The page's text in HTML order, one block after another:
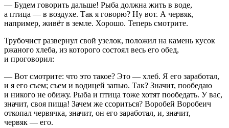
— Будем говорить дальше! Рыба должна жить в воде,
а птица — в воздухе. Так я говорю? Ну вот. А червяк,
например, живёт в земле. Хорошо. Теперь смотрите.
Трубочист развернул свой узелок, положил на камень кусок
ржаного хлеба, из которого состоял весь его обед,
и проговорил:
— Вот смотрите: что это такое? Это — хлеб. Я его заработал,
и я его съем; съем и водицей запью. Так? Значит, пообедаю
и никого не обижу. Рыба и птица тоже хотят пообедать. У вас,
значит, своя пища! Зачем же ссориться? Воробей Воробеич
откопал червячка, значит, он его заработал, и, значит,
червяк — его.